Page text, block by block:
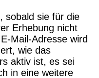
sobald sie für die
Erhebung nicht
Mail-Adresse wird
wie das
aktiv ist, es sei
in eine weitere